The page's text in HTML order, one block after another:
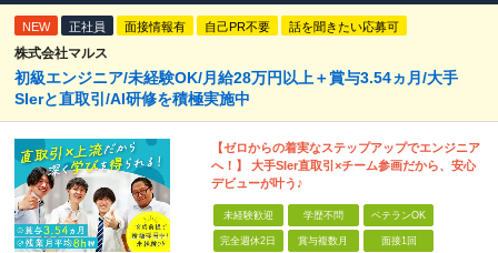
NEW 正社員 面接情報有 自己PR不要 話を聞きたい応募可
株式会社マルス
初級エンジニア/未経験OK/月給28万円以上＋賞与3.54ヵ月/大手
SIerと直取引/AI研修を積極実施中
【ゼロからの着実なステップアップでエンジニア
へ！】 大手SIer直取引×チーム参画だから、安心
デビューが叶う♪
未経験歓迎 学歴不問 ベテランOK
完全週休2日 賞与複数月 面接1回